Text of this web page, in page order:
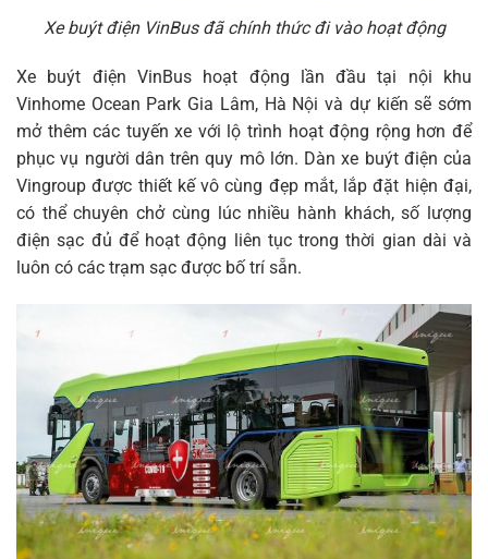
Xe buýt điện VinBus đã chính thức đi vào hoạt động
Xe buýt điện VinBus hoạt động lần đầu tại nội khu
Vinhome Ocean Park Gia Lâm, Hà Nội và dự kiến sẽ sớm
mở thêm các tuyến xe với lộ trình hoạt động rộng hơn để
phục vụ người dân trên quy mô lớn. Dàn xe buýt điện của
Vingroup được thiết kế vô cùng đẹp mắt, lắp đặt hiện đại,
có thể chuyên chở cùng lúc nhiều hành khách, số lượng
điện sạc đủ để hoạt động liên tục trong thời gian dài và
luôn có các trạm sạc được bố trí sẵn.